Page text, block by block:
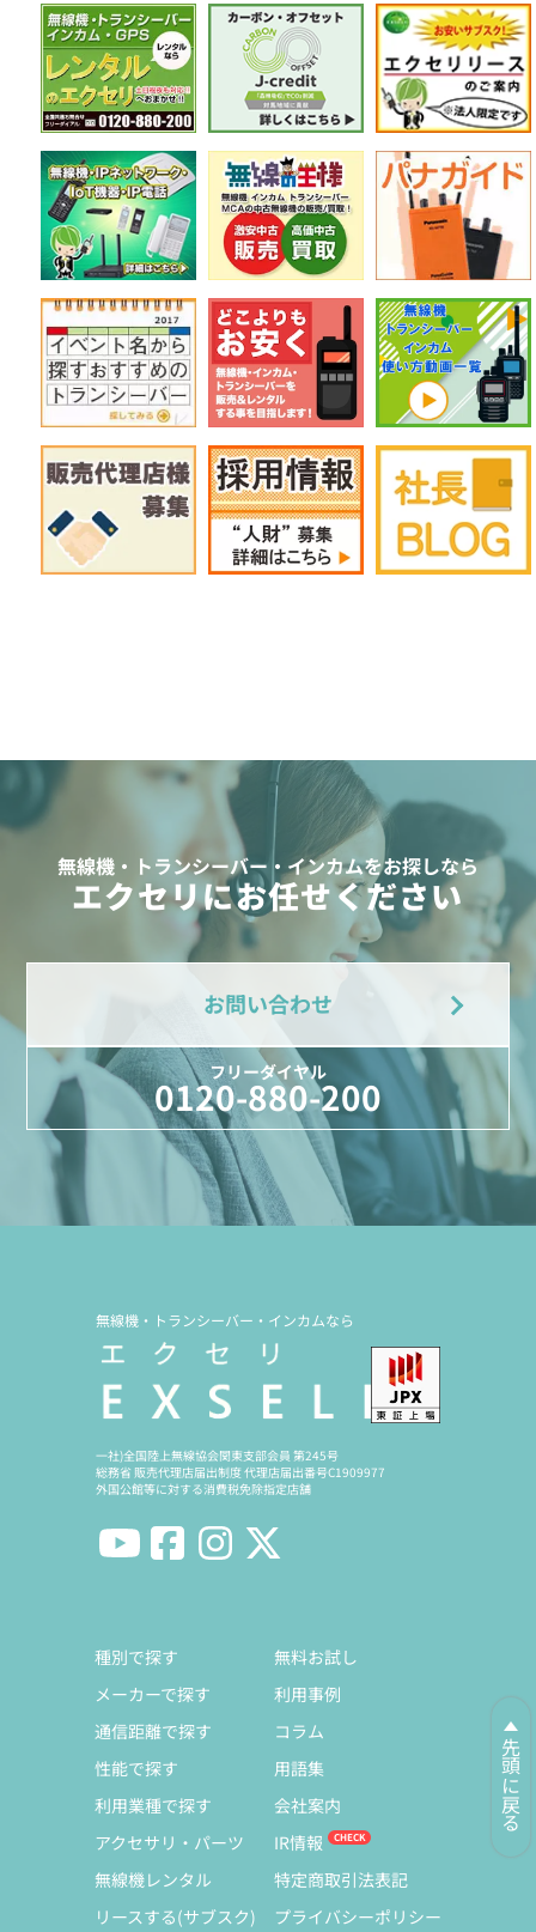
無線機・トランシーバー・インカムをお探しなら
エクセリにお任せください
お問い合わせ
フリーダイヤル
0120-880-200
先頭に戻る
無線機・トランシーバー・インカムなら
一社)全国陸上無線協会関東支部会員 第245号
総務省 販売代理店届出制度 代理店届出番号C1909977
外国公館等に対する消費税免除指定店舗
種別で探す
メーカーで探す
通信距離で探す
性能で探す
利用業種で探す
アクセサリ・パーツ
無線機レンタル
リースする(サブスク)
無料お試し
利用事例
コラム
用語集
会社案内
IR情報
特定商取引法表記
プライバシーポリシー